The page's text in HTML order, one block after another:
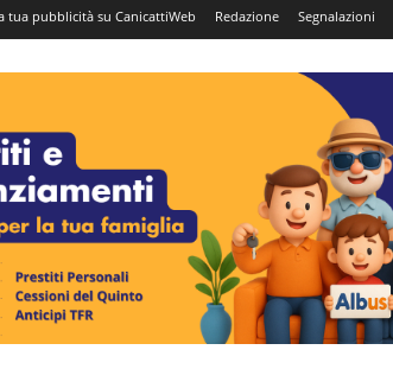
tua pubblicità su CanicattiWeb Redazione Segnalazioni